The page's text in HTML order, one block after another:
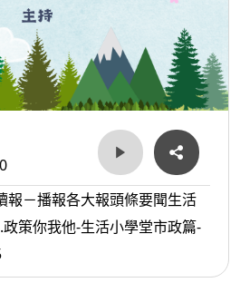
報－播報各大報頭條要聞生活
策你我他-生活小學堂市政篇-